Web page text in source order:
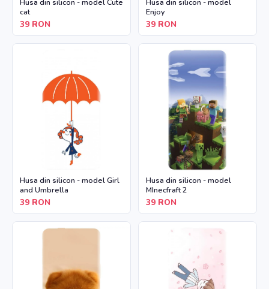
Husa din silicon - model Cute
cat
39 RON
Husa din silicon - model
Enjoy
39 RON
Husa din silicon - model Girl
and Umbrella
39 RON
Husa din silicon - model
MInecfraft 2
39 RON